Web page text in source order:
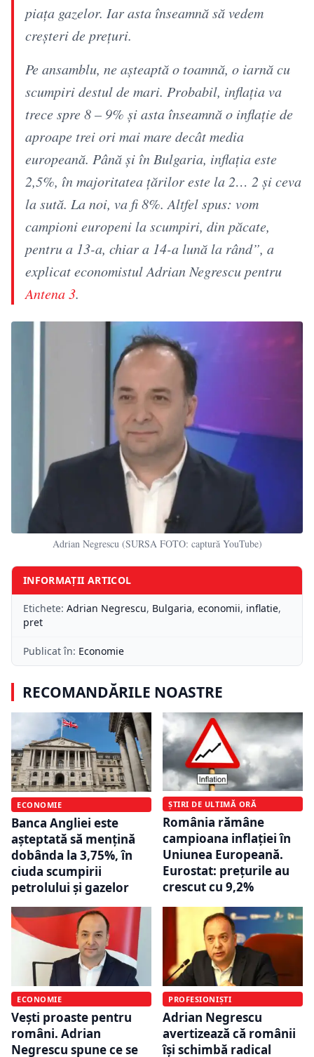
piaţa gazelor. Iar asta înseamnă să vedem
creşteri de preţuri.
Pe ansamblu, ne aşteaptă o toamnă, o iarnă cu
scumpiri destul de mari. Probabil, inflaţia va
trece spre 8 – 9% şi asta înseamnă o inflaţie de
aproape trei ori mai mare decât media
europeană. Până şi în Bulgaria, inflaţia este
2,5%, în majoritatea ţărilor este la 2… 2 şi ceva
la sută. La noi, va fi 8%. Altfel spus: vom
campioni europeni la scumpiri, din păcate,
pentru a 13-a, chiar a 14-a lună la rând”, a
explicat economistul Adrian Negrescu pentru
Antena 3.
Adrian Negrescu (SURSA FOTO: captură YouTube)
INFORMAȚII ARTICOL
Etichete: Adrian Negrescu, Bulgaria, economii, inflatie,
pret
Publicat în: Economie
RECOMANDĂRILE NOASTRE
ECONOMIE
Banca Angliei este
așteptată să mențină
dobânda la 3,75%, în
ciuda scumpirii
petrolului și gazelor
ȘTIRI DE ULTIMĂ ORĂ
România rămâne
campioana inflației în
Uniunea Europeană.
Eurostat: prețurile au
crescut cu 9,2%
ECONOMIE
Vești proaste pentru
români. Adrian
Negrescu spune ce se
PROFESIONIȘTI
Adrian Negrescu
avertizează că românii
își schimbă radical